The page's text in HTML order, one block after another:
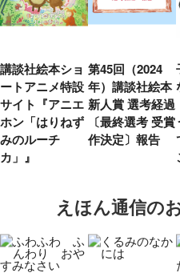
講談社絵本ショ
ートアニメ特設
サイト『アニエ
ホン「はりねず
みのルーチ
カ」』
第45回（2024
年）講談社絵本
新人賞 選考経過
〔最終選考 受賞
作決定〕報告
えほん通信の